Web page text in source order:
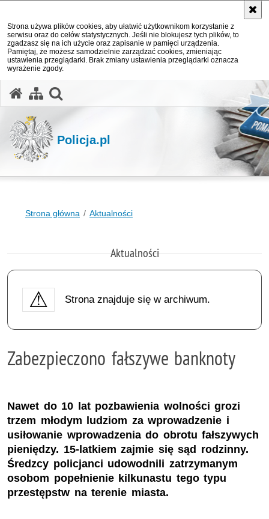
Strona używa plików cookies, aby ułatwić użytkownikom korzystanie z
serwisu oraz do celów statystycznych. Jeśli nie blokujesz tych plików, to
zgadzasz się na ich użycie oraz zapisanie w pamięci urządzenia.
Pamiętaj, że możesz samodzielnie zarządzać cookies, zmieniając
ustawienia przeglądarki. Brak zmiany ustawienia przeglądarki oznacza
wyrażenie zgody.
Policja.pl
Strona główna Aktualności
Aktualności
Strona znajduje się w archiwum.
Zabezpieczono fałszywe banknoty
Nawet do 10 lat pozbawienia wolności grozi
trzem młodym ludziom za wprowadzenie i
usiłowanie wprowadzenia do obrotu fałszywych
pieniędzy. 15-latkiem zajmie się sąd rodzinny.
Średzcy policjanci udowodnili zatrzymanym
osobom popełnienie kilkunastu tego typu
przestępstw na terenie miasta.